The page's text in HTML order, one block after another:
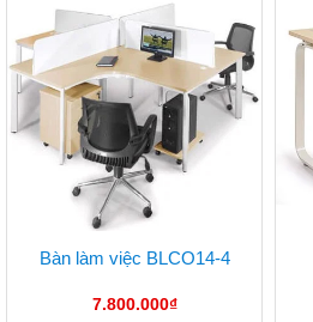
Bàn làm việc BLCO14-4
7.800.000₫